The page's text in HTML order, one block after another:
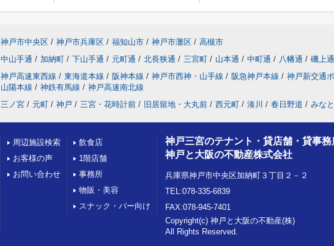
神戸市中央区 / 神戸市兵庫区 / 福知山市 / 神戸市灘区 / 高槻市
中山手通 / 加納町 / 下山手通 / 元町通 / 北長狭通 / 三宮町 / 山本通 / 中町通 / 八幡通 / 磯上通
神戸高速東西線 / 東海道本線 / 阪神本線 / 神戸市西神・山手線 / 阪急神戸本線 / 神戸新交通
山陽本線 / 神鉄有馬線 / 神戸高速南北線
三ノ宮 / 元町 / 神戸 / 三宮・花時計前 / 旧居留地・大丸前 / 西元町 / 湊川 / 春日野道 / みな
周辺施設検索
お客様の声
お問い合わせ
飲食店
1階店舗
事務所
物販・美容
スナック・バー向け
神戸三宮のテナント・貸店舗・貸事務
神戸と大阪の不動産株式会社
兵庫県神戸市中央区加納町３丁目２－２
TEL:078-335-6839
FAX:078-945-7401
Copyright(c) 神戸と大阪の不動産(株)
All Rights Reserved.